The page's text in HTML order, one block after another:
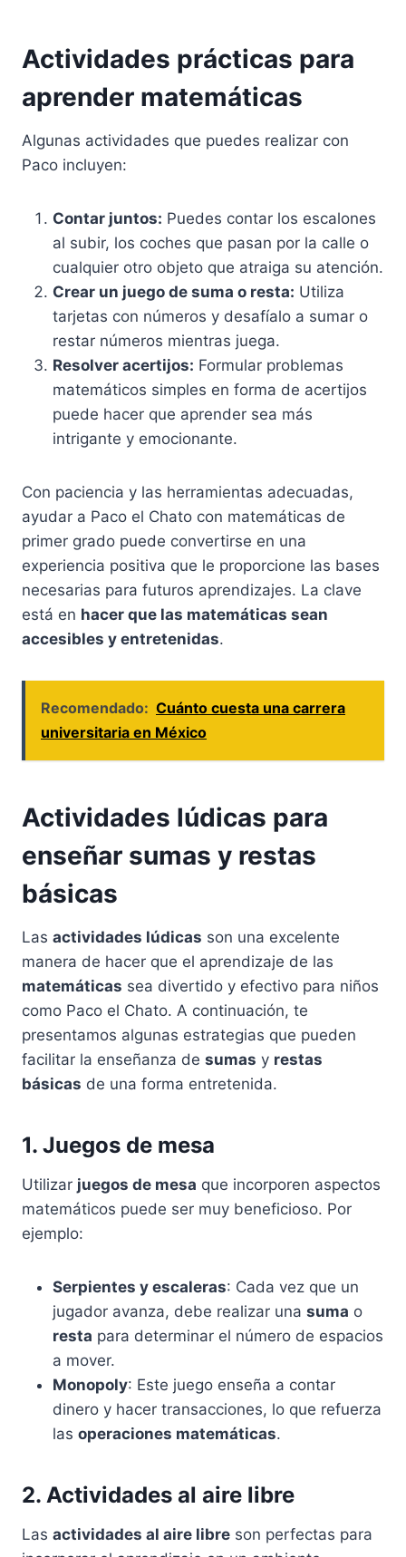
Actividades prácticas para
aprender matemáticas
Algunas actividades que puedes realizar con
Paco incluyen:
Contar juntos: Puedes contar los escalones
al subir, los coches que pasan por la calle o
cualquier otro objeto que atraiga su atención.
Crear un juego de suma o resta: Utiliza
tarjetas con números y desafíalo a sumar o
restar números mientras juega.
Resolver acertijos: Formular problemas
matemáticos simples en forma de acertijos
puede hacer que aprender sea más
intrigante y emocionante.
Con paciencia y las herramientas adecuadas,
ayudar a Paco el Chato con matemáticas de
primer grado puede convertirse en una
experiencia positiva que le proporcione las bases
necesarias para futuros aprendizajes. La clave
está en hacer que las matemáticas sean
accesibles y entretenidas.
Recomendado: Cuánto cuesta una carrera
universitaria en México
Actividades lúdicas para
enseñar sumas y restas
básicas
Las actividades lúdicas son una excelente
manera de hacer que el aprendizaje de las
matemáticas sea divertido y efectivo para niños
como Paco el Chato. A continuación, te
presentamos algunas estrategias que pueden
facilitar la enseñanza de sumas y restas
básicas de una forma entretenida.
1. Juegos de mesa
Utilizar juegos de mesa que incorporen aspectos
matemáticos puede ser muy beneficioso. Por
ejemplo:
Serpientes y escaleras: Cada vez que un
jugador avanza, debe realizar una suma o
resta para determinar el número de espacios
a mover.
Monopoly: Este juego enseña a contar
dinero y hacer transacciones, lo que refuerza
las operaciones matemáticas.
2. Actividades al aire libre
Las actividades al aire libre son perfectas para